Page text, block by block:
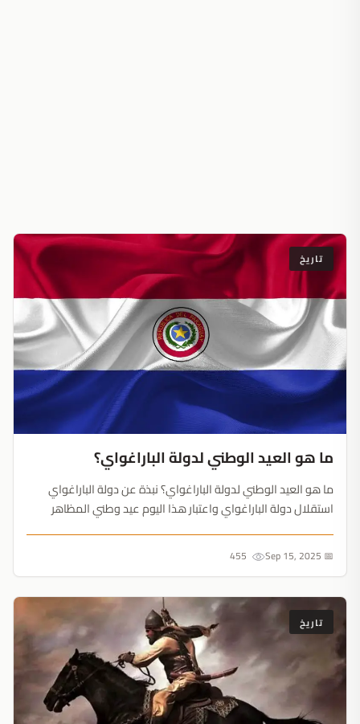
تاريخ
ما هو العيد الوطني لدولة الباراغواي؟
ما هو العيد الوطني لدولة الباراغواي؟ نبذة عن دولة الباراغواي
استقلال دولة الباراغواي واعتبار هذا اليوم عيد وطني المظاهر
يوم الاستقلال الوطني نبذة عن دولة الباراغواي دولة ...📅 Sep 15, 2025
تاريخ